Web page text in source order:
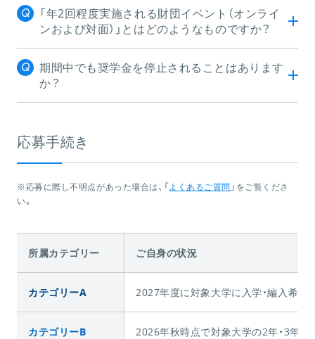
「年2回程度実施される財団イベント（オンライ
ンおよび対面）」とはどのようなものですか？​
期間中でも奨学金を停止されることはあります
か？
応募手続き
※応募に際し不明点があった場合は、「よくあるご質問 」をご覧くださ
い。
所属カテゴリー ご自身の状況
カテゴリーA 2027年度に対象大学に入学・編入希望
カテゴリーB 2026年秋時点で対象大学の2年・3年に